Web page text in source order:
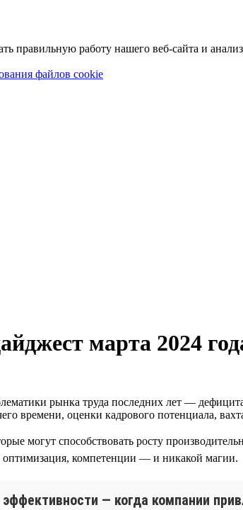
правильную работу нашего веб-сайта и
файлов cookie
марта 2024
рынка труда последних лет —
времени, оценки кадрового потенциала,
могут способствовать росту
оптимизация, компетенции — и никакой магии.
— когда компании